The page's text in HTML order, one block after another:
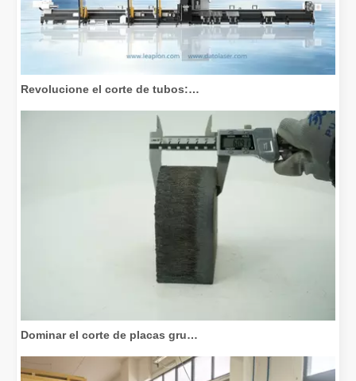
Revolucione el corte de tubos: cómo las máquinas cortadoras de tubos por láser transforman la fabricación
Dominar el corte de placas gruesas: cómo las máquinas de corte por láser de fibra revolucionan la fabricación